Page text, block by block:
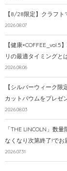
【8/28限定】クラフ
2026.08.07
【健康
リの最適タイミングと
2026.08.06
【シルバーウィーク限
カットバウムをプレゼ
2026.08.03
「THE LINCOLN」数
なくなり次第終了!でお
2026.07.31